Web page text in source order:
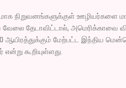
நிறுவனங்களுக்குள் ஊழியர்களை
வேலை தேடாவிட்டால், அமெரிக்காவை
ஆயிரத்துக்கும் மேற்பட்ட இந்திய
கூறியுள்ளது.